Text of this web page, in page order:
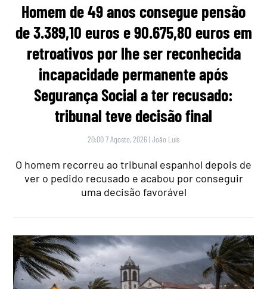
Homem de 49 anos consegue pensão
de 3.389,10 euros e 90.675,80 euros em
retroativos por lhe ser reconhecida
incapacidade permanente após
Segurança Social a ter recusado:
tribunal teve decisão final
20:00 7 Agosto, 2026 |João Luís
O homem recorreu ao tribunal espanhol depois de
ver o pedido recusado e acabou por conseguir
uma decisão favorável